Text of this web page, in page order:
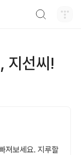
지선씨!
져보세요. 지루할